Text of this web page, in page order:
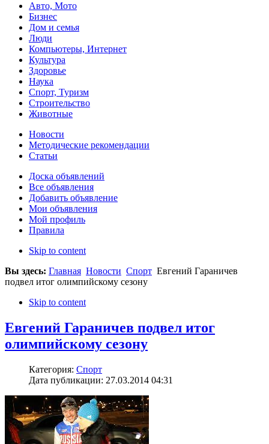
Авто, Мото
Бизнес
Дом и семья
Люди
Компьютеры, Интернет
Культура
Здоровье
Наука
Спорт, Туризм
Строительство
Животные
Новости
Методические рекомендации
Статьи
Доска объявлений
Все объявления
Добавить объявление
Мои объявления
Мой профиль
Правила
Skip to content
Вы здесь: Главная Новости Спорт Евгений Гараничев
подвел итог олимпийскому сезону
Skip to content
Евгений Гараничев подвел итог
олимпийскому сезону
Категория: Спорт
Дата публикации: 27.03.2014 04:31